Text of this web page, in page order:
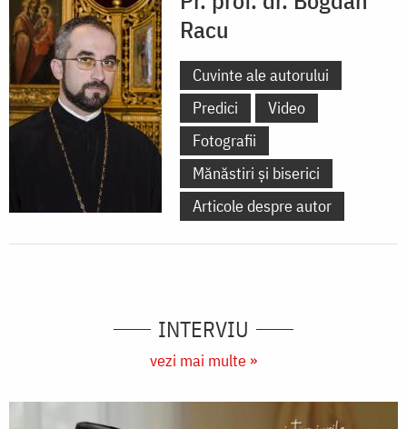
Racu
Cuvinte ale autorului
Predici
Video
Fotografii
Mănăstiri și biserici
Articole despre autor
INTERVIU
vezi mai multe »